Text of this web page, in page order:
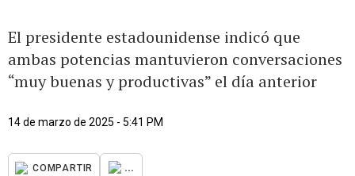
El presidente estadounidense indicó que
ambas potencias mantuvieron conversaciones
“muy buenas y productivas” el día anterior
14 de marzo de 2025 - 5:41 PM
COMPARTIR ...